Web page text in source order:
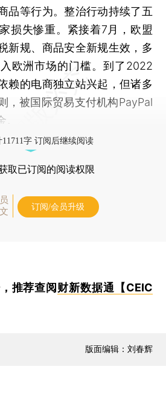
品等行为。整治行动持续了五
损失惨重。紧接着7月，欧盟
新规、商品安全新规生效，多
欧洲市场的门槛。到了2022
赖的电商独立站兴起，但诸多
，被国际贸易支付机构PayPal
字 订阅后继续阅读
取已订阅的阅读权限
订阅/会员升级
推荐查阅 财新数据通【CEIC
版面编辑：刘春辉